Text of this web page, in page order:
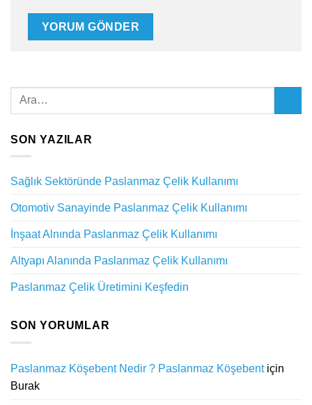
SON YAZILAR
Sağlık Sektöründe Paslanmaz Çelik Kullanımı
Otomotiv Sanayinde Paslanmaz Çelik Kullanımı
İnşaat Alnında Paslanmaz Çelik Kullanımı
Altyapı Alanında Paslanmaz Çelik Kullanımı
Paslanmaz Çelik Üretimini Keşfedin
SON YORUMLAR
Paslanmaz Köşebent Nedir ? Paslanmaz Köşebentiçin
Burak